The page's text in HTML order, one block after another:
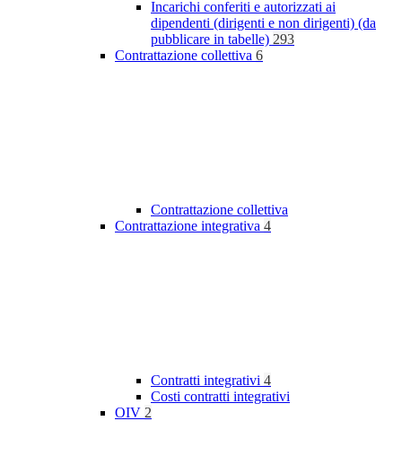
Incarichi conferiti e autorizzati ai
dipendenti (dirigenti e non dirigenti) (da
pubblicare in tabelle) 293
Contrattazione collettiva 6
Contrattazione collettiva
Contrattazione integrativa 4
Contratti integrativi 4
Costi contratti integrativi
OIV 2